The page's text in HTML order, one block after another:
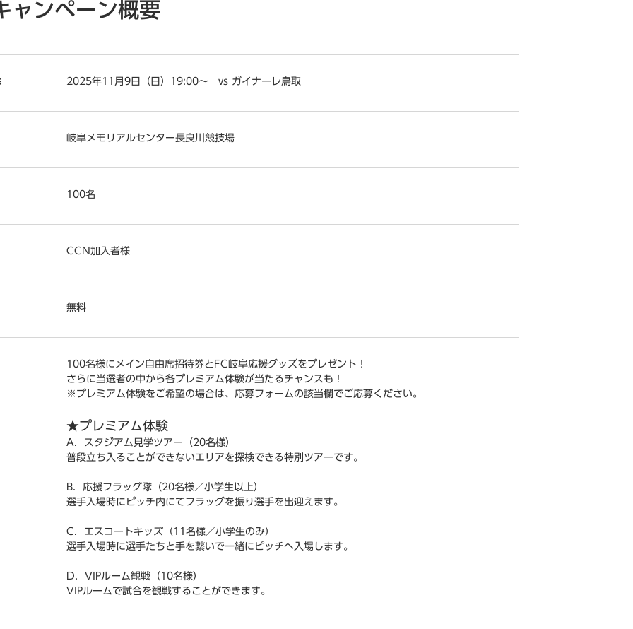
ャンペーン概要
2025年11月9日（日）19:00～ vs ガイナーレ鳥取
岐阜メモリアルセンター長良川競技場
100名
CCN加入者様
無料
100名様にメイン自由席招待券とFC岐阜応援グッズをプレゼント！
さらに当選者の中から各プレミアム体験が当たるチャンスも！
※プレミアム体験をご希望の場合は、応募フォームの該当欄でご応募ください。
★プレミアム体験
A．スタジアム見学ツアー（20名様）
普段立ち入ることができないエリアを探検できる特別ツアーです。
B．応援フラッグ隊（20名様／小学生以上）
選手入場時にピッチ内にてフラッグを振り選手を出迎えます。
C．エスコートキッズ（11名様／小学生のみ）
選手入場時に選手たちと手を繋いで一緒にピッチへ入場します。
D．VIPルーム観戦（10名様）
VIPルームで試合を観戦することができます。